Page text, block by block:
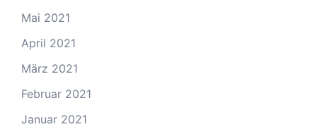
Mai 2021
April 2021
März 2021
Februar 2021
Januar 2021